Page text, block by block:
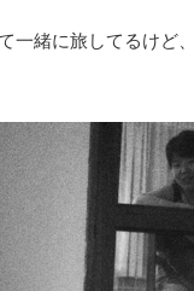
一緒に旅してるけど